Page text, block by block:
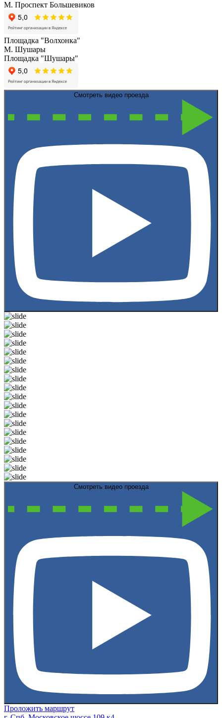
М. Проспект Большевиков
Площадка "Волхонка"
М. Шушары
Площадка "Шушары"
Смотреть видео проезда
Смотреть видео проезда
Проложить маршрут